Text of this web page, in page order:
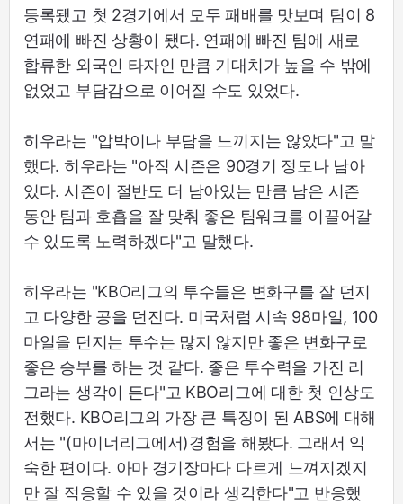
등록됐고 첫 2경기에서 모두 패배를 맛보며 팀이 8
연패에 빠진 상황이 됐다. 연패에 빠진 팀에 새로
합류한 외국인 타자인 만큼 기대치가 높을 수 밖에
없었고 부담감으로 이어질 수도 있었다.
히우라는 "압박이나 부담을 느끼지는 않았다"고 말
했다. 히우라는 "아직 시즌은 90경기 정도나 남아
있다. 시즌이 절반도 더 남아있는 만큼 남은 시즌
동안 팀과 호흡을 잘 맞춰 좋은 팀워크를 이끌어갈
수 있도록 노력하겠다"고 말했다.
히우라는 "KBO리그의 투수들은 변화구를 잘 던지
고 다양한 공을 던진다. 미국처럼 시속 98마일, 100
마일을 던지는 투수는 많지 않지만 좋은 변화구로
좋은 승부를 하는 것 같다. 좋은 투수력을 가진 리
그라는 생각이 든다"고 KBO리그에 대한 첫 인상도
전했다. KBO리그의 가장 큰 특징이 된 ABS에 대해
서는 "(마이너리그에서)경험을 해봤다. 그래서 익
숙한 편이다. 아마 경기장마다 다르게 느껴지겠지
만 잘 적응할 수 있을 것이라 생각한다"고 반응했